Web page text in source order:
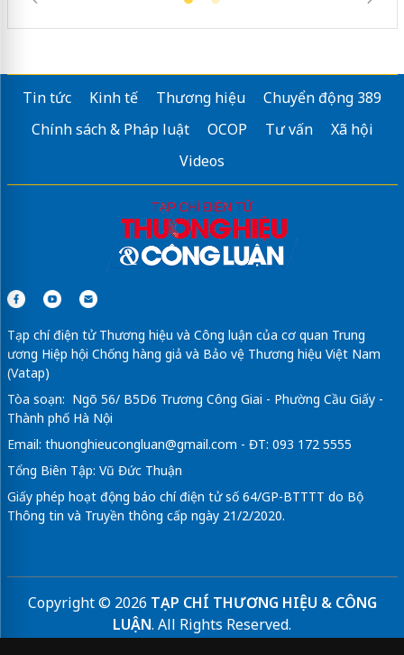
Tin tức Kinh tế Thương hiệu
Chuyển động 389
Chính sách & Pháp luật
OCOP Tư vấn
Xã hội
Videos
Tạp chí điện tử Thương hiệu và Công luận của cơ quan Trung
ương Hiệp hội Chống hàng giả và Bảo vệ Thương hiệu Việt Nam
(Vatap)
Tòa soạn: Ngõ 56/ B5D6 Trương Công Giai - Phường Cầu Giấy -
Thành phố Hà Nội
Email: thuonghieucongluan@gmail.com - ĐT: 093 172 5555
Tổng Biên Tập: Vũ Đức Thuận
Giấy phép hoạt động báo chí điện tử số 64/GP-BTTTT do Bộ
Thông tin và Truyền thông cấp ngày 21/2/2020.
Copyright © 2026 TẠP CHÍ THƯƠNG HIỆU & CÔNG
LUẬN. All Rights Reserved.